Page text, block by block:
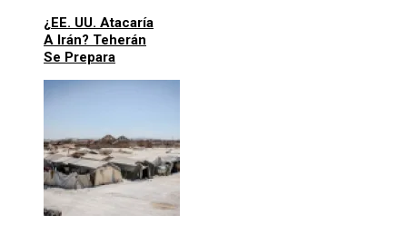
¿EE. UU. Atacaría
A Irán? Teherán
Se Prepara